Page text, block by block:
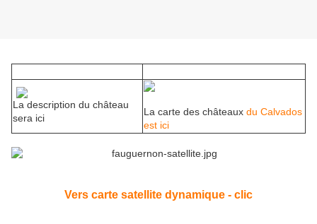
La description du château
sera ici
La carte des châteaux du Calvados
est ici
Vers carte satellite dynamique - clic